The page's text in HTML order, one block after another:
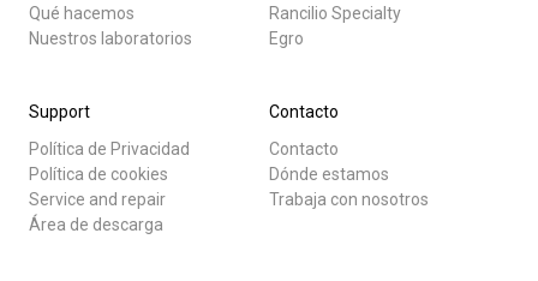
Qué hacemos
Nuestros laboratorios
Rancilio Specialty
Egro
Support
Política de Privacidad
Política de cookies
Service and repair
Área de descarga
Contacto
Contacto
Dónde estamos
Trabaja con nosotros